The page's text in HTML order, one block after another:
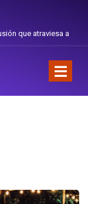
en Corporación